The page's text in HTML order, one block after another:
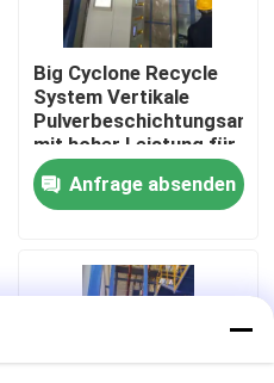
Linie
Big Cyclone Recycle
System Vertikale
mit hoher Leistung für
Aluminiumprofile
Anfrage absenden